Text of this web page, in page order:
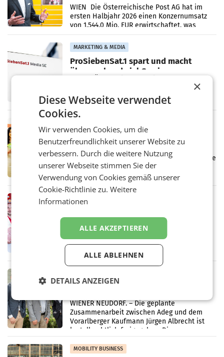
Briefgeschäft
WIEN Die Österreichische Post AG hat im
ersten Halbjahr 2026 einen Konzernumsatz
von 1.544,0 Mio. EUR erwirtschaftet, was
einem Plus von 3,8 Prozent gegenüber dem
Vergleichszeitraum
MARKETING & MEDIA
ProSiebenSat.1 spart und macht
überraschend viel Gewinn
Frühjahr dank Kostensenkungen operativ
wieder Gewinn gemacht und die
Markterwartung deutlich übertroffen.
Eine Bühne für Zirkularität: ARA und
Müller informieren am POS über
Kreislauffähigkeit
Über den gesamten August hinweg rücken die
Altstoff Recycling Austria AG (ARA) und der
Handelskonzern Müller die Initiative
„Kreislauf-Helden“ in allen österreichischen
Müller-Filialen
Ober- und Niederösterreich
WIENER NEUDORF. – Im Rahmen einer
laufenden Modernisierungsoffensive
erneuert Penny zwei Filialen in Nieder- und
Oberösterreich. Die beiden Standorte liegen
in Haag sowie im rund
WIENER NEUDORF. – Die geplante
Zusammenarbeit zwischen Adeg und dem
Vorarlberger Kaufmann Jürgen Albrecht ist
kartellrechtlich freigegeben: Die
Bundeswettbewerbsbehörde und der
Bundeskartellanwalt
MOBILITY BUSINESS
×
Diese Webseite verwendet
Cookies.
Wir verwenden Cookies, um die
Benutzerfreundlichkeit unserer Website zu
verbessern. Durch die weitere Nutzung
unserer Webseite stimmen Sie der
Verwendung von Cookies gemäß unserer
Cookie-Richtlinie zu.Weitere
Informationen
ALLE AKZEPTIEREN
ALLE ABLEHNEN
DETAILS ANZEIGEN